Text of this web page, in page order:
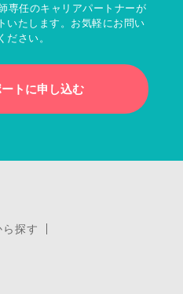
専任のキャリアパートナーが
いたします。お気軽にお問い
ださい。
トに申し込む
探す